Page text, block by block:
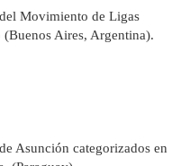
Movimiento de Ligas
Aires, Argentina).
Asunción categorizados en